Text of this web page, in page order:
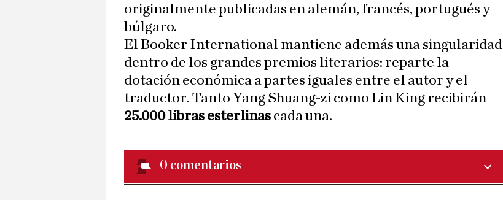
originalmente publicadas en alemán, francés, portugués y
búlgaro.
El Booker International mantiene además una singularidad
dentro de los grandes premios literarios: reparte la
dotación económica a partes iguales entre el autor y el
traductor. Tanto Yang Shuang-zi como Lin King recibirán
25.000 libras esterlinas cada una.
0 comentarios